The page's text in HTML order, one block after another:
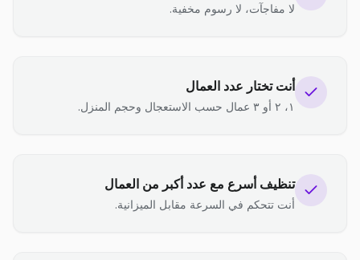
لا مفاجآت، لا رسوم مخفية.
أنت تختار عدد العمال
١، ٢ أو ٣ عمال حسب الاستعجال وحجم المنزل.
تنظيف أسرع مع عدد أكبر من العمال
أنت تتحكم في السرعة مقابل الميزانية.